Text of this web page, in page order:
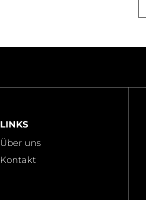
LINKS
Über uns
Kontakt